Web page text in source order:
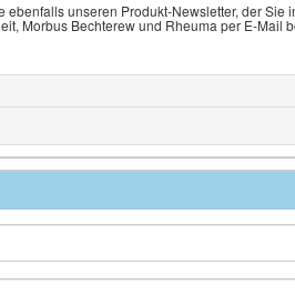
ebenfalls unseren Produkt-Newsletter, der
Morbus Bechterew und Rheuma per E-Mail